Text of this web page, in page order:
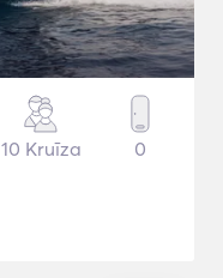
10 Kruīza 0